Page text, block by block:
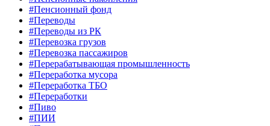
#Пенсионный фонд
#Переводы
#Переводы из РК
#Перевозка грузов
#Перевозка пассажиров
#Перерабатывающая промышленность
#Переработка мусора
#Переработка ТБО
#Переработки
#Пиво
#ПИИ